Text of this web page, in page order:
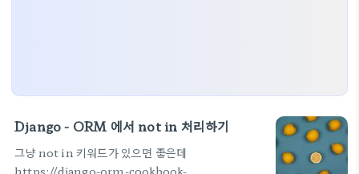
Django - ORM 에서 not in 처리하기
그냥 not in 키워드가 있으면 좋은데
https://django-orm-cookbook-